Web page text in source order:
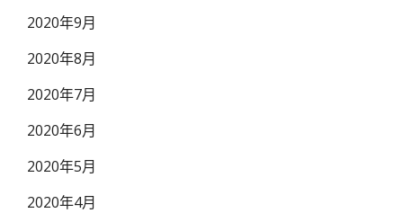
2020年9月
2020年8月
2020年7月
2020年6月
2020年5月
2020年4月